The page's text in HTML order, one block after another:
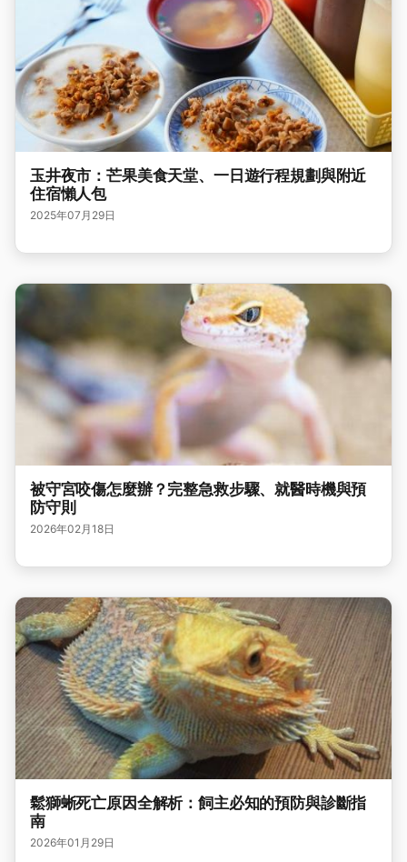
玉井夜市：芒果美食天堂、一日遊行程規劃與附近
住宿懶人包
2025年07月29日
被守宮咬傷怎麼辦？完整急救步驟、就醫時機與預
防守則
2026年02月18日
鬆獅蜥死亡原因全解析：飼主必知的預防與診斷指
南
2026年01月29日